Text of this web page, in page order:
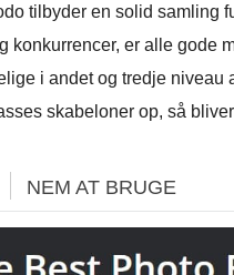
tilbyder en solid samling
konkurrencer, er alle gode
i andet og tredje niveau
skabeloner op, så
NEM AT BRUGE